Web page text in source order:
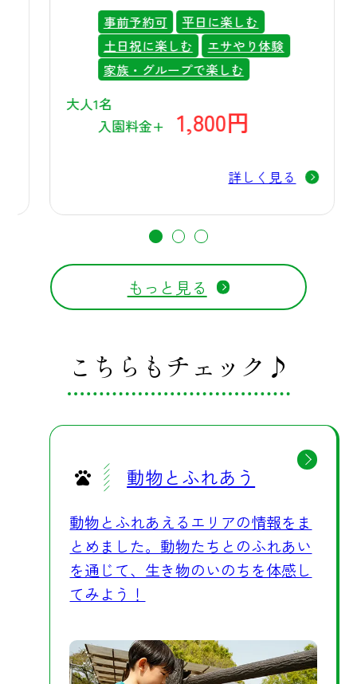
す。また、夏休み期間（7月18日～8月
23日）の週末やお盆期間は、夕方から
縁日も開催しており、日が傾き始め
た涼しい時間帯に、ご家族でゆっく
りとお楽しみいただけます。日中の
暑い時間を避けて、夕方から夜にか
パークを満喫するのも、夏ならでは
園時のポイント 暑い季節にお越しい
がけ、帽子や日傘などで直射日光を
避けていただくこともおすすめで
活用しながら、無理のないペースで
園内を巡っていただければと思いま
す。比較的気温が落ち着いている午
活発に動く姿が見られやすく、涼し
く快適に過ごしていただけるおすす
めの時間帯です。 🚗快適な移動で夏
のおでかけも安心 園内周遊バスも園
内レンタカーも、すべて車内はエア
コン完備です。マイカーでお越しの
を移動していただけますので、小さ
なお子様連れのご家族や、暑さが心
事前予約可
平日に楽しむ
土日祝に楽しむ
エサやり体験
家族・グループで楽しむ
大人1名
入園料金+
1,800円
詳しく見る
もっと見る
こちらもチェック♪
動物とふれあう
動物とふれあえるエリアの情報をま
とめました。動物たちとのふれあい
を通じて、生き物のいのちを体感し
てみよう！